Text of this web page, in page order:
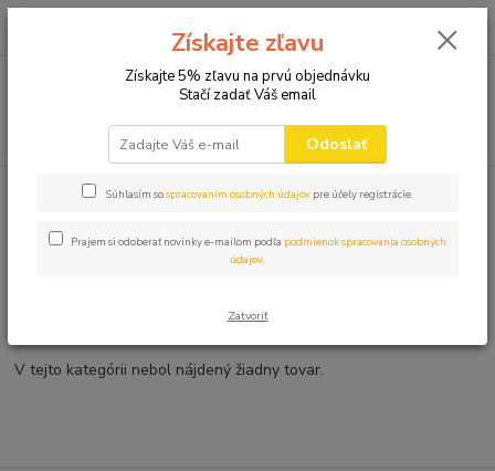
0,00 EUR
VANKÚŠE
VANKÚŠE
V tejto kategórii nebol nájdený žiadny tovar.
Získajte zľavu
Získajte 5% zľavu na prvú objednávku
Stačí zadať Váš email
Odoslať
Súhlasím sospracovaním osobných údajov pre účely registrácie.
Prajem si odoberať novinky e-mailom podľa podmienok spracovania osobných
údajov.
Zatvoriť